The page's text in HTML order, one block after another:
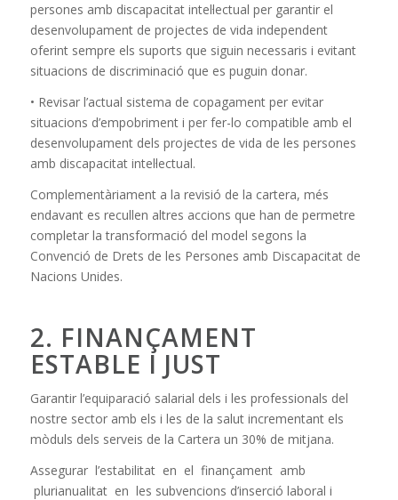
persones amb discapacitat intel·lectual per garantir el
desenvolupament de projectes de vida independent
oferint sempre els suports que siguin necessaris i evitant
situacions de discriminació que es puguin donar.
• Revisar l’actual sistema de copagament per evitar
situacions d’empobriment i per fer-lo compatible amb el
desenvolupament dels projectes de vida de les persones
amb discapacitat intel·lectual.
Complementàriament a la revisió de la cartera, més
endavant es recullen altres accions que han de permetre
completar la transformació del model segons la
Convenció de Drets de les Persones amb Discapacitat de
Nacions Unides.
2. FINANÇAMENT
ESTABLE I JUST
Garantir l’equiparació salarial dels i les professionals del
nostre sector amb els i les de la salut incrementant els
mòduls dels serveis de la Cartera un 30% de mitjana.
Assegurar l’estabilitat en el finançament amb
plurianualitat en les subvencions d’inserció laboral i